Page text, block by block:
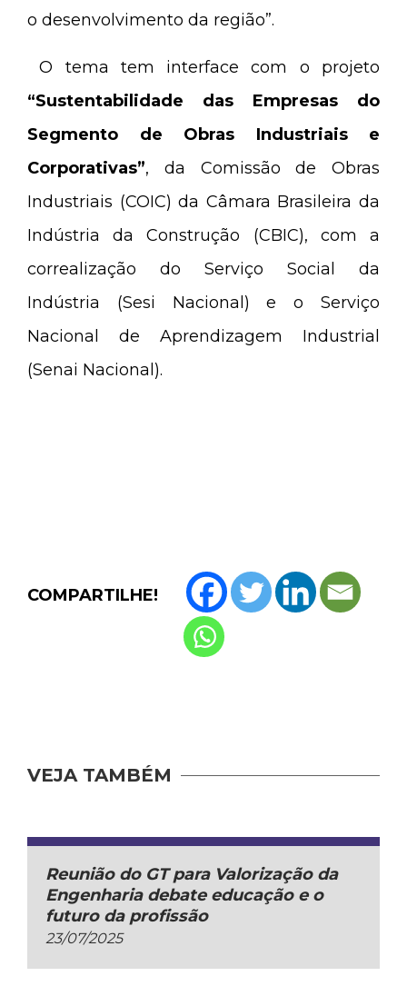
o desenvolvimento da região”.
O tema tem interface com o projeto
“Sustentabilidade das Empresas do
Segmento de Obras Industriais e
Corporativas”, da Comissão de Obras
Industriais (COIC) da Câmara Brasileira da
Indústria da Construção (CBIC), com a
correalização do Serviço Social da
Indústria (Sesi Nacional) e o Serviço
Nacional de Aprendizagem Industrial
(Senai Nacional).
COMPARTILHE!
VEJA TAMBÉM
Reunião do GT para Valorização da
Engenharia debate educação e o
futuro da profissão
23/07/2025